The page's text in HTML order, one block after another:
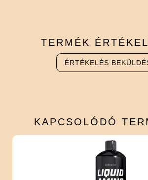
TERMÉK
ÉRTÉKELÉS
KAPCSOLÓDÓ